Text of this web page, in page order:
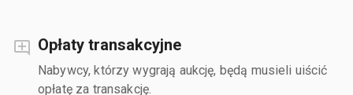
Opłaty transakcyjne
Nabywcy, którzy wygrają aukcję, będą musieli uiścić
opłatę za transakcję.